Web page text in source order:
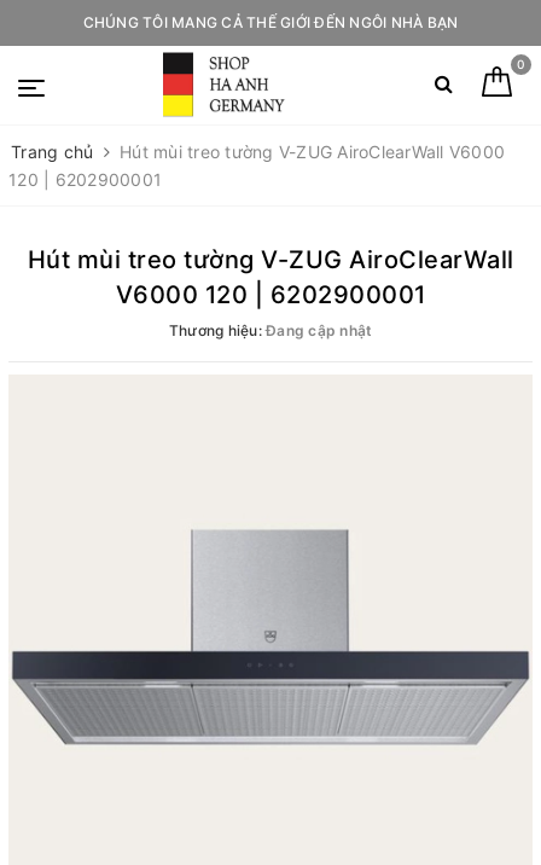
CHÚNG TÔI MANG CẢ THẾ GIỚI ĐẾN NGÔI NHÀ BẠN
0
Trang chủ
Hút mùi treo tường V-ZUG AiroClearWall V6000
120 | 6202900001
Hút mùi treo tường V-ZUG AiroClearWall
V6000 120 | 6202900001
Thương hiệu:Đang cập nhật